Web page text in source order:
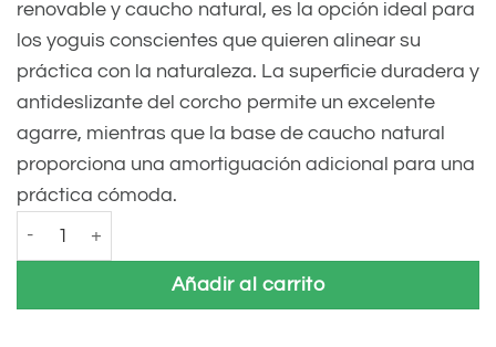
renovable y caucho natural, es la opción ideal para
los yoguis conscientes que quieren alinear su
práctica con la naturaleza. La superficie duradera y
antideslizante del corcho permite un excelente
agarre, mientras que la base de caucho natural
proporciona una amortiguación adicional para una
práctica cómoda.
Añadir al carrito